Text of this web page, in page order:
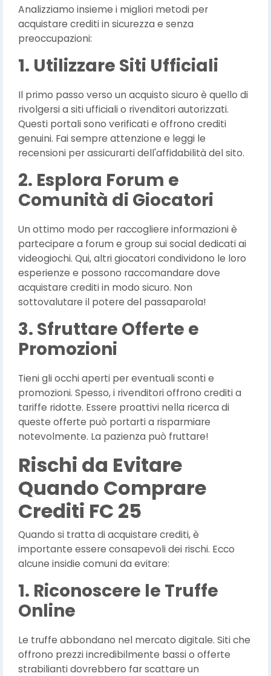
Analizziamo insieme i migliori metodi per
acquistare crediti in sicurezza e senza
preoccupazioni:
1. Utilizzare Siti Ufficiali
Il primo passo verso un acquisto sicuro è quello di
rivolgersi a siti ufficiali o rivenditori autorizzati.
Questi portali sono verificati e offrono crediti
genuini. Fai sempre attenzione e leggi le
recensioni per assicurarti dell'affidabilità del sito.
2. Esplora Forum e
Comunità di Giocatori
Un ottimo modo per raccogliere informazioni è
partecipare a forum e group sui social dedicati ai
videogiochi. Qui, altri giocatori condividono le loro
esperienze e possono raccomandare dove
acquistare crediti in modo sicuro. Non
sottovalutare il potere del passaparola!
3. Sfruttare Offerte e
Promozioni
Tieni gli occhi aperti per eventuali sconti e
promozioni. Spesso, i rivenditori offrono crediti a
tariffe ridotte. Essere proattivi nella ricerca di
queste offerte può portarti a risparmiare
notevolmente. La pazienza può fruttare!
Rischi da Evitare
Quando Comprare
Crediti FC 25
Quando si tratta di acquistare crediti, è
importante essere consapevoli dei rischi. Ecco
alcune insidie comuni da evitare:
1. Riconoscere le Truffe
Online
Le truffe abbondano nel mercato digitale. Siti che
offrono prezzi incredibilmente bassi o offerte
strabilianti dovrebbero far scattare un